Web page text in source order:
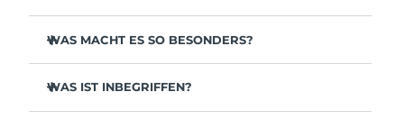
WAS MACHT ES SO BESONDERS?
Bakterien und Schmutz vor der Extraktion heraus.
Jojoba-, Wiesenblumen- und Baobaböle erweichen
WAS IST INBEGRIFFEN?
Vietnam Erwartete Lieferung8/14/26